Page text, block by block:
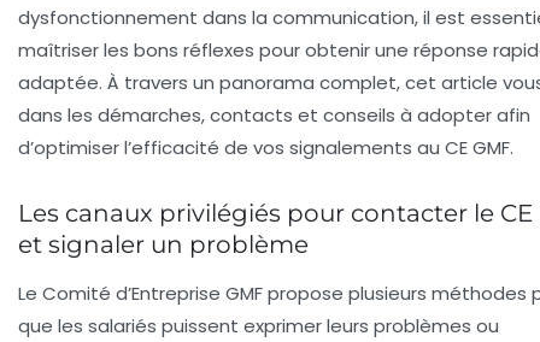
dysfonctionnement dans la communication, il est
maîtriser les bons réflexes pour obtenir une réponse
adaptée. À travers un panorama complet, cet article
dans les démarches, contacts et conseils à adopter afin
d’optimiser l’efficacité de vos signalements au CE GMF.
Les canaux privilégiés pour contacter le CE
et signaler un problème
Le Comité d’Entreprise GMF propose plusieurs méthodes
que les salariés puissent exprimer leurs problèmes ou